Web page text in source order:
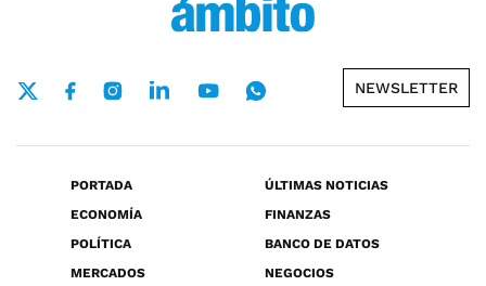
NEWSLETTER
PORTADA
ÚLTIMAS NOTICIAS
ECONOMÍA
FINANZAS
POLÍTICA
BANCO DE DATOS
MERCADOS
NEGOCIOS